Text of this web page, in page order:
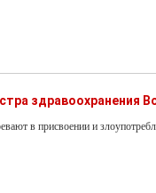
здравоохранения
в присвоении и